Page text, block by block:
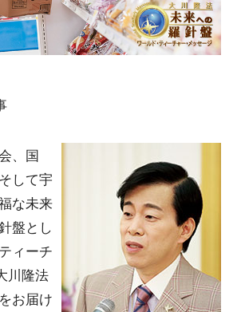
、国
して宇
な未来
盤とし
ィーチ
川隆法
お届け